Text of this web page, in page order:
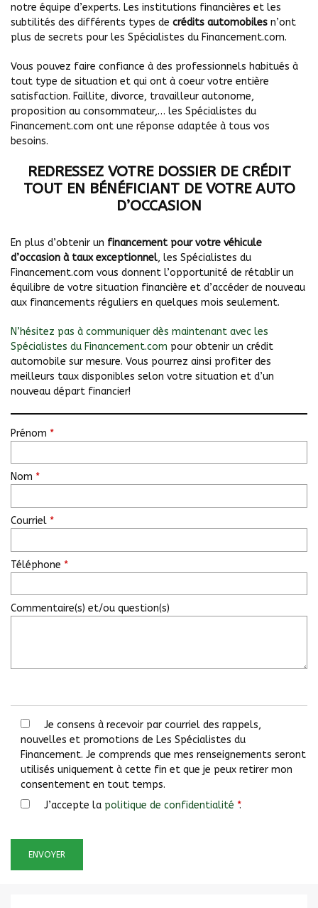
notre équipe d’experts. Les institutions financières et les
subtilités des différents types de crédits automobiles n’ont
plus de secrets pour les Spécialistes du Financement.com.
Vous pouvez faire confiance à des professionnels habitués à
tout type de situation et qui ont à coeur votre entière
satisfaction. Faillite, divorce, travailleur autonome,
proposition au consommateur,… les Spécialistes du
Financement.com ont une réponse adaptée à tous vos
besoins.
REDRESSEZ VOTRE DOSSIER DE CRÉDIT
TOUT EN BÉNÉFICIANT DE VOTRE AUTO
D’OCCASION
En plus d’obtenir un financement pour votre véhicule
d’occasion à taux exceptionnel, les Spécialistes du
Financement.com vous donnent l’opportunité de rétablir un
équilibre de votre situation financière et d’accéder de nouveau
aux financements réguliers en quelques mois seulement.
N’hésitez pas à communiquer dès maintenant avec les
Spécialistes du Financement.com pour obtenir un crédit
automobile sur mesure. Vous pourrez ainsi profiter des
meilleurs taux disponibles selon votre situation et d’un
nouveau départ financier!
Prénom *
Nom *
Courriel *
Téléphone *
Commentaire(s) et/ou question(s)
Je consens à recevoir par courriel des rappels,
nouvelles et promotions de Les Spécialistes du
Financement. Je comprends que mes renseignements seront
utilisés uniquement à cette fin et que je peux retirer mon
consentement en tout temps.
J’accepte la politique de confidentialité *.